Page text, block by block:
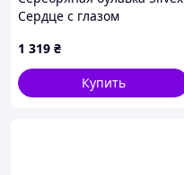
Сердце с глазом
1 319 ₴
Купить